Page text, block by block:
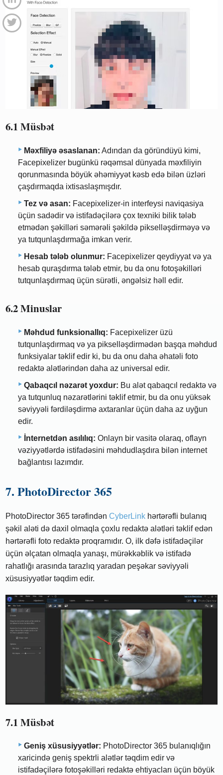
6.1 Müsbət
Məxfiliyə əsaslanan: Adından da göründüyü kimi,
Facepixelizer bugünkü rəqəmsal dünyada məxfiliyin
qorunmasında böyük əhəmiyyət kəsb edə bilən üzləri
çaşdırmaqda ixtisaslaşmışdır.
Tez və asan: Facepixelizer-in interfeysi naviqasiya
üçün sadədir və istifadəçilərə çox texniki bilik tələb
etmədən şəkilləri səmərəli şəkildə pikselləşdirməyə və
ya tutqunlaşdırmağa imkan verir.
Hesab tələb olunmur: Facepixelizer qeydiyyat və ya
hesab quraşdırma tələb etmir, bu da onu fotoşəkilləri
tutqunlaşdırmaq üçün sürətli, əngəlsiz həll edir.
6.2 Minuslar
Məhdud funksionallıq: Facepixelizer üzü
tutqunlaşdırmaq və ya pikselləşdirmədən başqa məhdud
funksiyalar təklif edir ki, bu da onu daha əhatəli foto
redaktə alətlərindən daha az universal edir.
Qabaqcıl nəzarət yoxdur: Bu alət qabaqcıl redaktə və
ya tutqunluq nəzarətlərini təklif etmir, bu da onu yüksək
səviyyəli fərdiləşdirmə axtaranlar üçün daha az uyğun
edir.
İnternetdən asılılıq: Onlayn bir vasitə olaraq, oflayn
vəziyyətlərdə istifadəsini məhdudlaşdıra bilən internet
bağlantısı lazımdır.
7. PhotoDirector 365
PhotoDirector 365 tərəfindənCyberLink hərtərəfli bulanıq
şəkil aləti də daxil olmaqla çoxlu redaktə alətləri təklif edən
hərtərəfli foto redaktə proqramıdır. O, ilk dəfə istifadəçilər
üçün əlçatan olmaqla yanaşı, mürəkkəblik və istifadə
rahatlığı arasında tarazlıq yaradan peşəkar səviyyəli
xüsusiyyətlər təqdim edir.
7.1 Müsbət
Geniş xüsusiyyətlər: PhotoDirector 365 bulanıqlığın
xaricində geniş spektrli alətlər təqdim edir və
istifadəçilərə fotoşəkilləri redaktə ehtiyacları üçün böyük